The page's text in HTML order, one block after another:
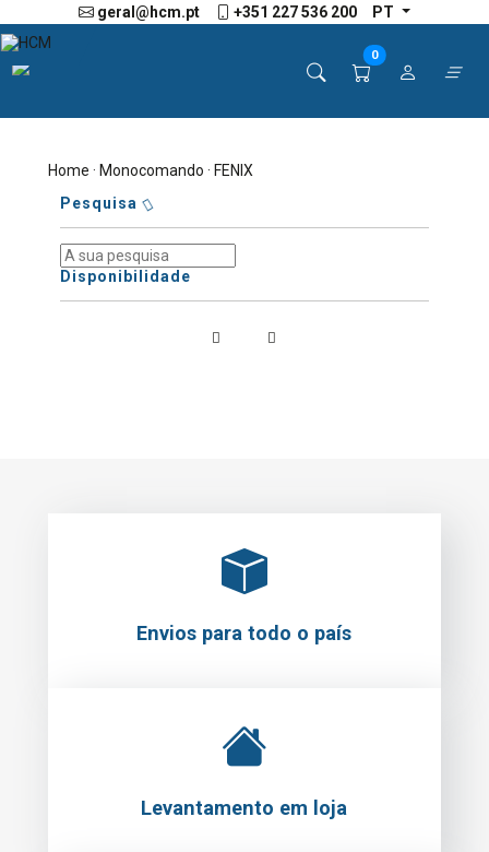
geral@hcm.pt +351 227 536 200 PT
0
Home ·Monocomando · FENIX
Pesquisa
Disponibilidade
Envios para todo o país
Levantamento em loja